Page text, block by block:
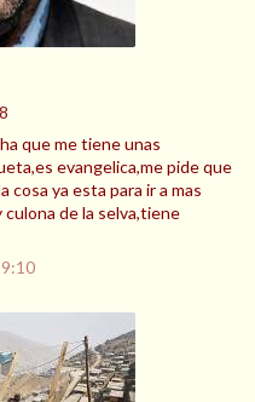
que me tiene unas
evangelica,me pide que
cosa ya esta para ir a mas
culona de la selva,tiene